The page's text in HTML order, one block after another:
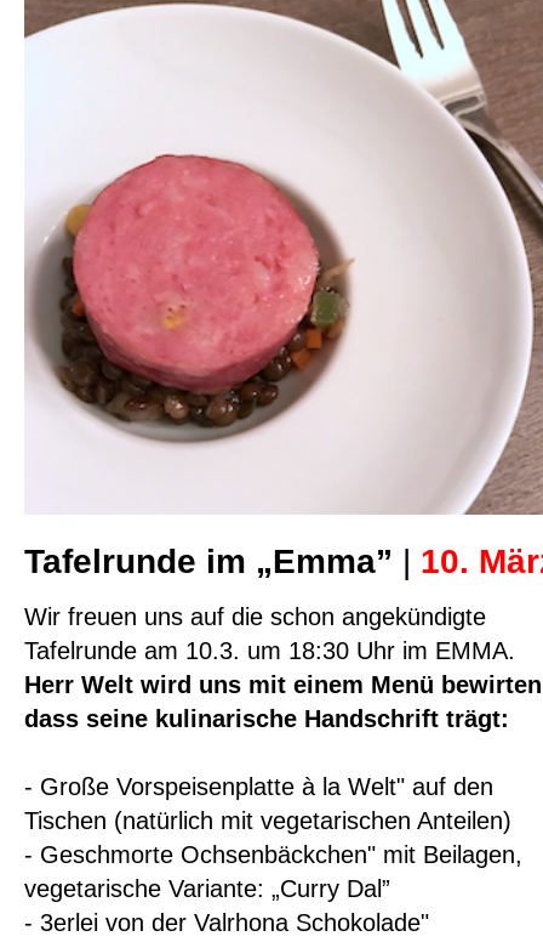
Tafelrunde im „Emma” | 10.
Wir freuen uns auf die schon angekündigte
Tafelrunde am 10.3. um 18:30 Uhr im EMMA.
Herr Welt wird uns mit einem Menü
dass seine kulinarische Handschrift trägt:
- Große Vorspeisenplatte à la Welt" auf den
Tischen (natürlich mit vegetarischen Anteilen)
- Geschmorte Ochsenbäckchen" mit Beilagen,
vegetarische Variante: „Curry Dal”
- 3erlei von der Valrhona Schokolade"